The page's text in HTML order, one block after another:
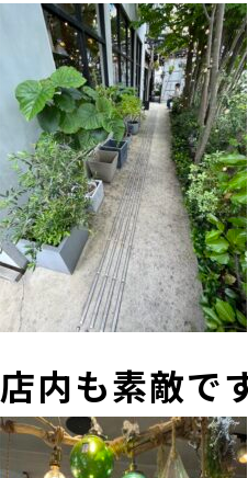
店内も素敵で